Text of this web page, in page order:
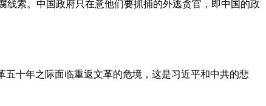
索。中国政府只在意他们要抓捕的外逃贪官，即中国的政
十年之际面临重返文革的危境，这是习近平和中共的悲